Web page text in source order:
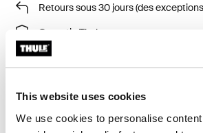
This website uses cookies
We use cookies to personalise
Retours sous 30 jours (des
Garantie Thule
Product Locator by Locally
de support de toit Thule sur certains